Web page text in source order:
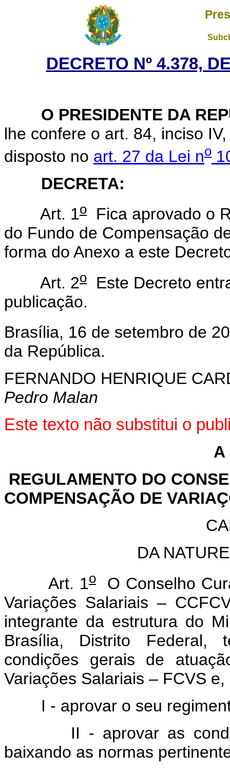
DECRETO Nº 4.378,
O PRESIDENTE DA
lhe confere o art. 84, inciso
disposto no art. 27 da Lei no
DECRETA:
Art. 1o Fica aprovado o
do Fundo de Compensação
forma do Anexo a este
Art. 2o Este Decreto
publicação.
Brasília, 16 de setembro de
da República.
FERNANDO HENRIQUE
Pedro Malan
Este texto não substitui o
A
REGULAMENTO DO
COMPENSAÇÃO DE
DA
Art. 1o O Conselho
Variações Salariais –
integrante da estrutura do
Brasília, Distrito Federal,
condições gerais de
Variações Salariais – FCVS
I - aprovar o seu
II - aprovar as
baixando as normas